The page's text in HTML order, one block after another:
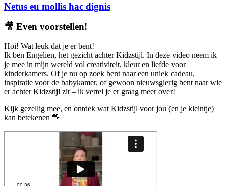
Netus eu mollis hac dignis
🎥 Even voorstellen!
Hoi! Wat leuk dat je er bent!
Ik ben Engelien, het gezicht achter Kidzstijl. In deze video neem ik
je mee in mijn wereld vol creativiteit, kleur en liefde voor
kinderkamers. Of je nu op zoek bent naar een uniek cadeau,
inspiratie voor de babykamer, of gewoon nieuwsgierig bent naar wie
er achter Kidzstijl zit – ik vertel je er graag meer over!
Kijk gezellig mee, en ontdek wat Kidzstijl voor jou (en je kleintje)
kan betekenen 💛